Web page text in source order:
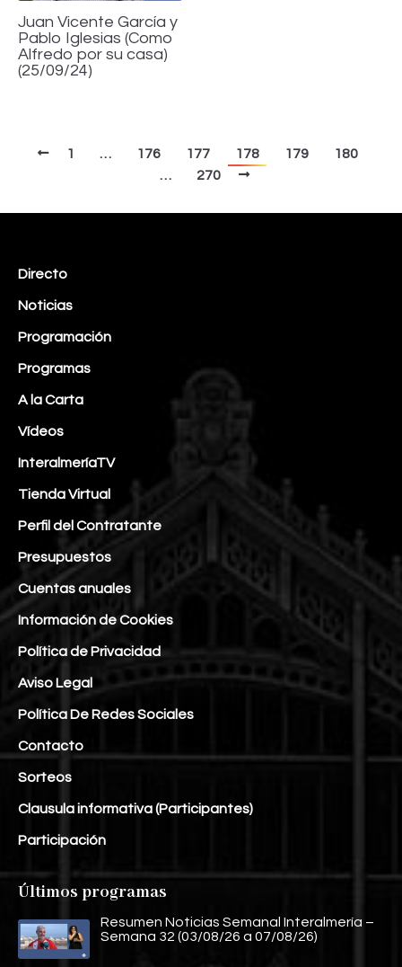
Juan Vicente García y
Pablo Iglesias (Como
Alfredo por su casa)
(25/09/24)
1 … 176 177 178 179
180
…
270
Directo
Noticias
Programación
Programas
A la Carta
Vídeos
InteralmeríaTV
Tienda Virtual
Perfil del Contratante
Presupuestos
Cuentas anuales
Información de Cookies
Política de Privacidad
Aviso Legal
Política De Redes Sociales
Contacto
Sorteos
Clausula informativa (Participantes)
Participación
Últimos programas
Resumen Noticias Semanal Interalmería –
Semana 32 (03/08/26 a 07/08/26)